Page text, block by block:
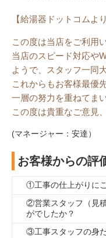
【給湯器ドットコムより
この度は当店をご利用
当店のスピード対応や
ようで、スタッフ一同
これからもお客様最優
一層の努力を重ねてま
この度は貴重なご意見
(マネージャー：安達）
お客様からの評
①工事の仕上がりに
②営業スタッフ（見
がでしたか？
③工事スタッフの身